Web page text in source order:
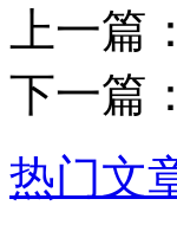
上一篇：
下一篇：
热门文